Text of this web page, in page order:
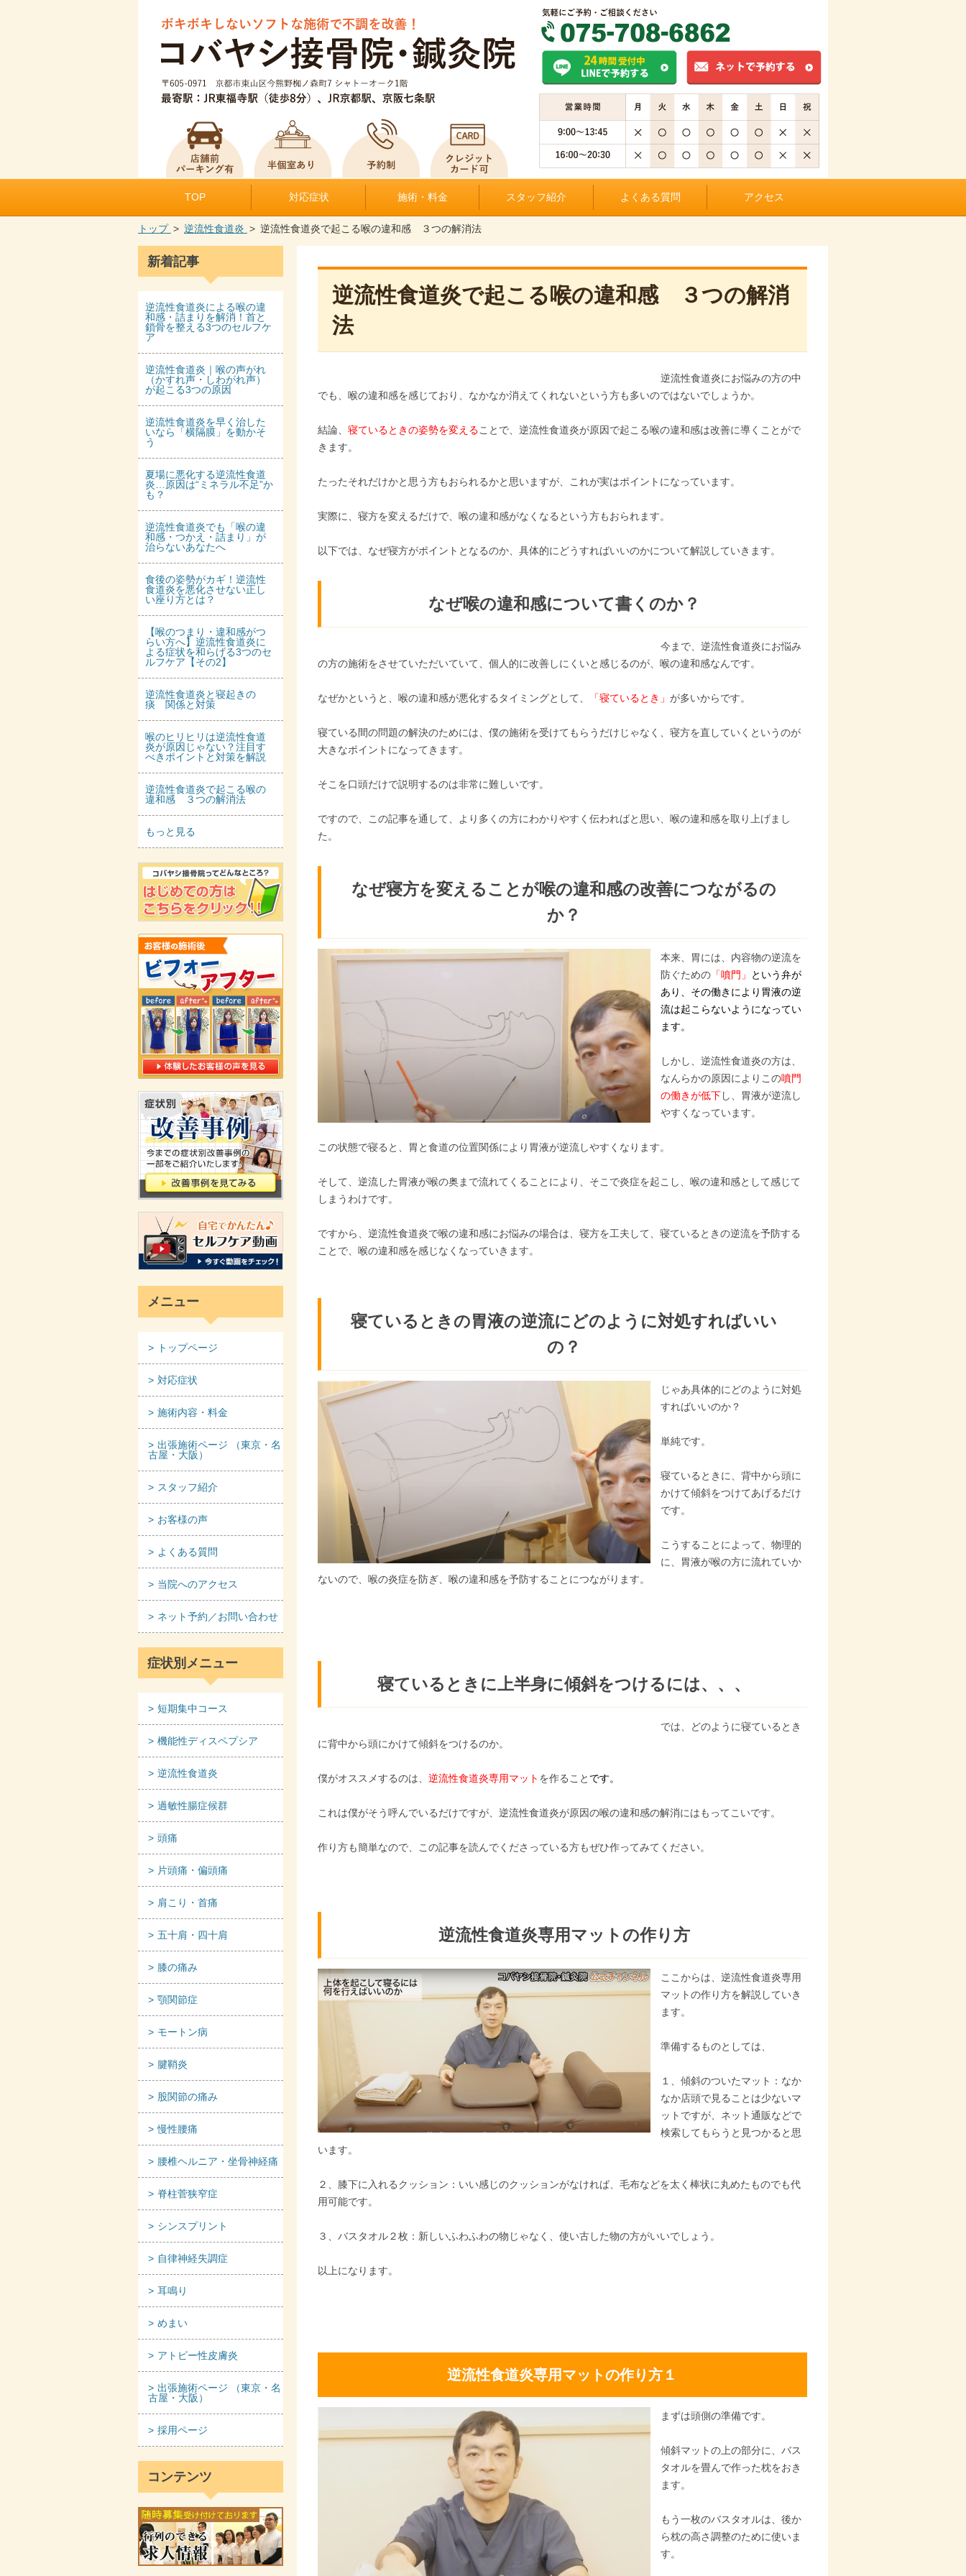
TOP 対応症状 施術・料金 スタッフ紹介 よくある質問 アクセス
トップ 逆流性食道炎 逆流性食道炎で起こる喉の違和感 ３つの解消法
逆流性食道炎で起こる喉の違和感 ３つの解消
法
逆流性食道炎にお悩みの方の中
でも、喉の違和感を感じており、なかなか消えてくれないという方も多いのではないでしょうか。
結論、 寝ているときの姿勢を変えることで、逆流性食道炎が原因で起こる喉の違和感は改善に導くことがで
きます。
たったそれだけかと思う方もおられるかと思いますが、これが実はポイントになっています。
実際に、寝方を変えるだけで、喉の違和感がなくなるという方もおられます。
以下では、なぜ寝方がポイントとなるのか、具体的にどうすればいいのかについて解説していきます。
なぜ喉の違和感について書くのか？
今まで、逆流性食道炎にお悩み
の方の施術をさせていただいていて、個人的に改善しにくいと感じるのが、喉の違和感なんです。
なぜかというと、喉の違和感が悪化するタイミングとして、 「寝ているとき」 が多いからです。
寝ている間の問題の解決のためには、僕の施術を受けてもらうだけじゃなく、寝方を直していくというのが
大きなポイントになってきます。
そこを口頭だけで説明するのは非常に難しいです。
ですので、この記事を通して、より多くの方にわかりやすく伝わればと思い、喉の違和感を取り上げまし
た。
なぜ寝方を変えることが喉の違和感の改善につながるの
か？
本来、胃には、内容物の逆流を
防ぐための「噴門」
という弁が
あり、その働きにより胃液の逆
流は起こらないようになってい
ます。
しかし、逆流性食道炎の方は、
なんらかの原因によりこの噴門
の働きが低下し、胃液が逆流し
やすくなっています。
この状態で寝ると、胃と食道の位置関係により胃液が逆流しやすくなります。
そして、逆流した胃液が喉の奥まで流れてくることにより、そこで炎症を起こし、喉の違和感として感じて
しまうわけです。
ですから、逆流性食道炎で喉の違和感にお悩みの場合は、寝方を工夫して、寝ているときの逆流を予防する
ことで、喉の違和感を感じなくなっていきます。
寝ているときの胃液の逆流にどのように対処すればいい
の？
じゃあ具体的にどのように対処
すればいいのか？
単純です。
寝ているときに、背中から頭に
かけて傾斜をつけてあげるだけ
です。
こうすることによって、物理的
に、胃液が喉の方に流れていか
ないので、喉の炎症を防ぎ、喉の違和感を予防することにつながります。
寝ているときに上半身に傾斜をつけるには、、、
では、どのように寝ているとき
に背中から頭にかけて傾斜をつけるのか。
僕がオススメするのは、 逆流性食道炎専用マット を作ること です。
これは僕がそう呼んでいるだけですが、逆流性食道炎が原因の喉の違和感の解消にはもってこいです。
作り方も簡単なので、この記事を読んでくださっている方もぜひ作ってみてください。
逆流性食道炎専用マットの作り方
ここからは、逆流性食道炎専用
マットの作り方を解説していき
ます。
準備するものとしては、
１、傾斜のついたマット：なか
なか店頭で見ることは少ないマ
ットですが、ネット通販などで
検索してもらうと見つかると思
います。
２、膝下に入れるクッション：いい感じのクッションがなければ、毛布などを太く棒状に丸めたものでも代
用可能です。
３、バスタオル２枚：新しいふわふわの物じゃなく、使い古した物の方がいいでしょう。
以上になります。
逆流性食道炎専用マットの作り方１
まずは頭側の準備です。
傾斜マットの上の部分に、バス
タオルを畳んで作った枕をおき
ます。
もう一枚のバスタオルは、後か
ら枕の高さ調整のために使いま
す。
新着記事
逆流性食道炎による喉の違
和感・詰まりを解消！首と
鎖骨を整える3つのセルフケ
ア
逆流性食道炎｜喉の声がれ
（かすれ声・しわがれ声）
が起こる3つの原因
逆流性食道炎を早く治した
いなら「横隔膜」を動かそ
う
夏場に悪化する逆流性食道
炎…原因は“ミネラル不足”か
も？
逆流性食道炎でも「喉の違
和感・つかえ・詰まり」が
治らないあなたへ
食後の姿勢がカギ！逆流性
食道炎を悪化させない正し
い座り方とは？
【喉のつまり・違和感がつ
らい方へ】逆流性食道炎に
よる症状を和らげる3つのセ
ルフケア【その2】
逆流性食道炎と寝起きの
痰 関係と対策
喉のヒリヒリは逆流性食道
炎が原因じゃない？注目す
べきポイントと対策を解説
逆流性食道炎で起こる喉の
違和感 ３つの解消法
もっと見る
メニュー
トップページ
対応症状
施術内容・料金
出張施術ページ （東京・名
古屋・大阪）
スタッフ紹介
お客様の声
よくある質問
当院へのアクセス
ネット予約／お問い合わせ
症状別メニュー
短期集中コース
機能性ディスペプシア
逆流性食道炎
過敏性腸症候群
頭痛
片頭痛・偏頭痛
肩こり・首痛
五十肩・四十肩
膝の痛み
顎関節症
モートン病
腱鞘炎
股関節の痛み
慢性腰痛
腰椎ヘルニア・坐骨神経痛
脊柱菅狭窄症
シンスプリント
自律神経失調症
耳鳴り
めまい
アトピー性皮膚炎
出張施術ページ （東京・名
古屋・大阪）
採用ページ
コンテンツ